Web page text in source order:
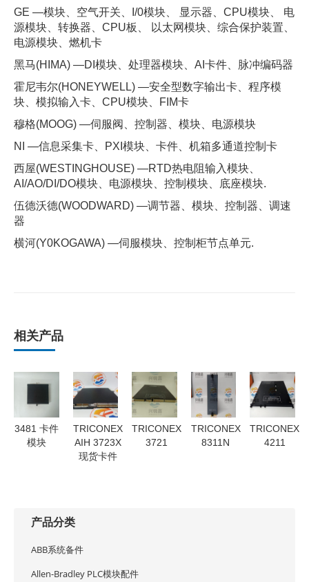
GE —模块、空气开关、I/0模块、 显示器、CPU模块、 电
源模块、转换器、CPU板、 以太网模块、综合保护装置、
电源模块、燃机卡
黑马(HIMA) —DI模块、处理器模块、AI卡件、脉冲编码器
霍尼韦尔(HONEYWELL) —安全型数字输出卡、程序模
块、模拟输入卡、CPU模块、FIM卡
穆格(MOOG) —伺服阀、控制器、模块、电源模块
NI —信息采集卡、PXI模块、卡件、机箱多通道控制卡
西屋(WESTINGHOUSE) —RTD热电阻输入模块、
AI/AO/DI/DO模块、电源模块、控制模块、底座模块.
伍德沃德(WOODWARD) —调节器、模块、控制器、调速
器
横河(Y0KOGAWA) —伺服模块、控制柜节点单元.
相关产品
3481 卡件
模块
TRICONEX
AIH 3723X
现货卡件
TRICONEX
3721
TRICONEX
8311N
TRICONEX
4211
产品分类
ABB系统备件
Allen-Bradley PLC模块配件